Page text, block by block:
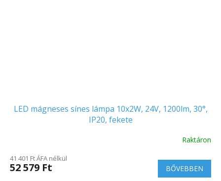
LED mágneses sínes lámpa 10x2W, 24V, 1200lm, 30°,
IP20, fekete
Raktáron
41 401 Ft ÁFA nélkül
52 579 Ft BŐVEBBEN